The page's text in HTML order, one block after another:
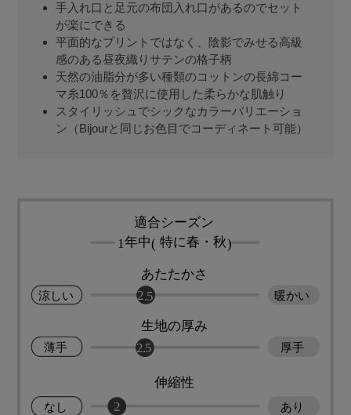
手入れ口と足元の布団入れ口があるのでセット
が楽にできる
平面的なプリントではなく、陰影でみせる高級
感のある昼夜織りサテンの格子柄
天然の油脂分が多い種類のコットンの長綿コー
マ糸100％を贅沢に使用した柔らかな肌触り
スタイリッシュでシックなカラーバリエーショ
ン（Bijourと同じお色目でコーディネート可能）